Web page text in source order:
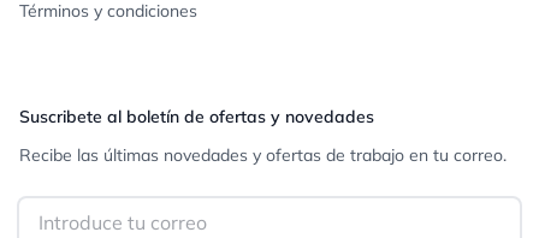
Términos y condiciones
Suscribete al boletín de ofertas y novedades
Recibe las últimas novedades y ofertas de trabajo en tu correo.
Email